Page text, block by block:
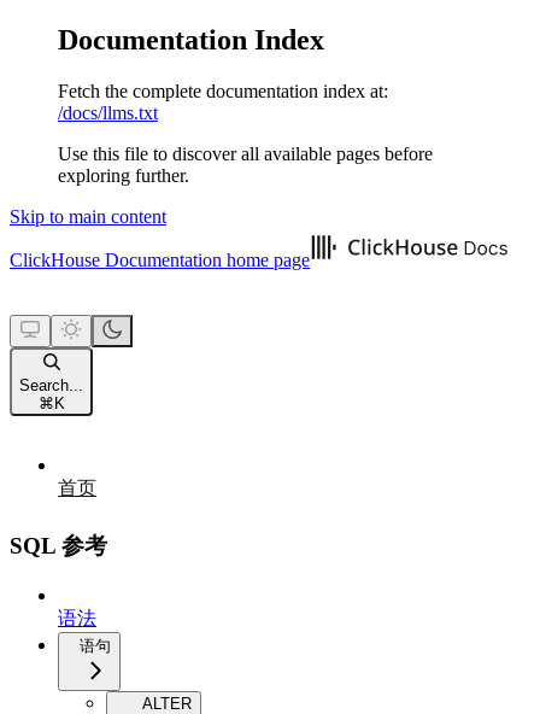
Documentation Index
Fetch the complete documentation index at:
/docs/llms.txt
Use this file to discover all available pages before
exploring further.
Skip to main content
ClickHouse Documentation home page
Search...
⌘ K
首页
SQL 参考
语法
语句
ALTER